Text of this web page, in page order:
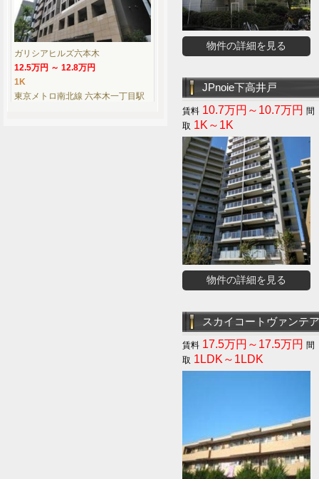
物件の詳細を見る
JPnoie下高井戸
10.7万円～10.7万円
1K～1K
物件の詳細を見る
スカイコートヴァンテ
17.5万円～17.5万円
1LDK～1LDK
ガリシアヒルズ六本木
12.5万円 ～ 12.8万円
1K
東京メトロ南北線 六本木一丁目駅